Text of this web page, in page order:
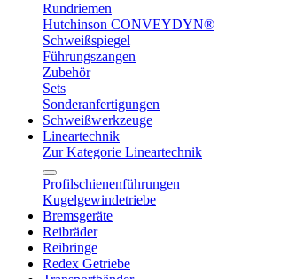
Rundriemen
Hutchinson CONVEYDYN®
Schweißspiegel
Führungszangen
Zubehör
Sets
Sonderanfertigungen
Schweißwerkzeuge
Lineartechnik
Zur Kategorie Lineartechnik
Profilschienenführungen
Kugelgewindetriebe
Bremsgeräte
Reibräder
Reibringe
Redex Getriebe